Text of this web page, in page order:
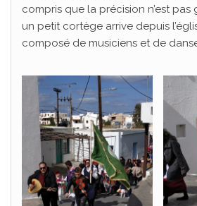
compris que la précision n’est pas
un petit cortège arrive depuis
composé de musiciens et de